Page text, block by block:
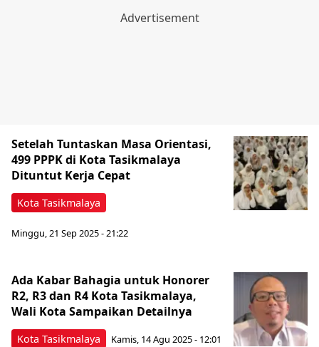
Kota Tasikmalaya
Setelah Tuntaskan Masa Orientasi,
499 PPPK di Kota Tasikmalaya
Dituntut Kerja Cepat
Minggu, 21 Sep 2025 - 21:22
Kota Tasikmalaya
Ada Kabar Bahagia untuk Honorer
R2, R3 dan R4 Kota Tasikmalaya,
Wali Kota Sampaikan Detailnya
Kamis, 14 Agu 2025 - 12:01